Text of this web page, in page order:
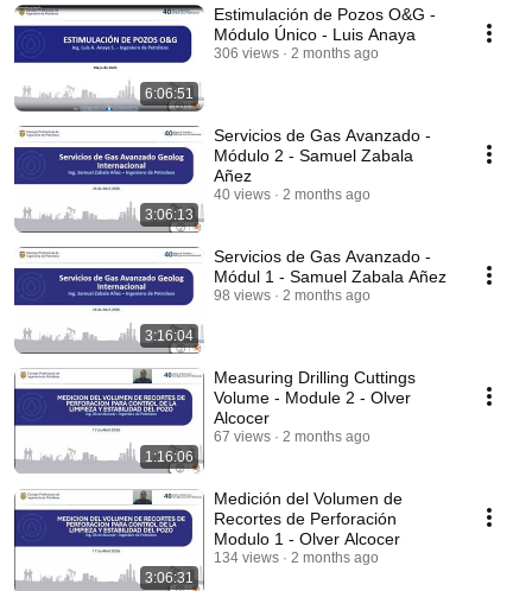
6:06:51
Estimulación de Pozos O&G -
Módulo Único - Luis Anaya
306 views 2 months ago
3:06:13
Servicios de Gas Avanzado -
Módulo 2 - Samuel Zabala
Añez
40 views 2 months ago
3:16:04
Servicios de Gas Avanzado -
Módul 1 - Samuel Zabala Añez
98 views 2 months ago
1:16:06
Measuring Drilling Cuttings
Volume - Module 2 - Olver
Alcocer
67 views 2 months ago
3:06:31
Medición del Volumen de
Recortes de Perforación
Modulo 1 - Olver Alcocer
134 views 2 months ago